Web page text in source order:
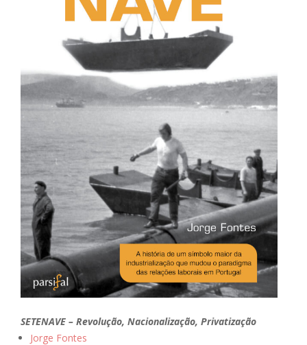
SETENAVE – Revolução, Nacionalização, Privatização
Jorge Fontes